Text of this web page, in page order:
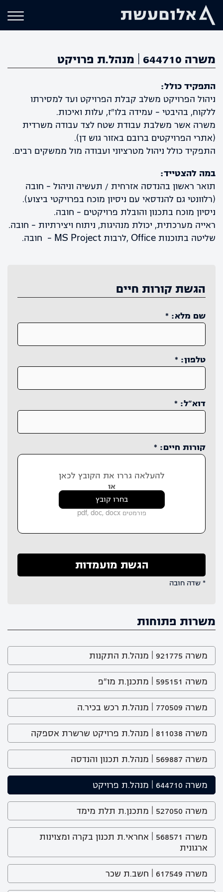
משרה 644710 | מנהל.ת פרויקט
התפקיד כולל:
ניהול הפרויקט משלב קבלת הפרויקט ועד למסירתו
ללקוח, בהיבטי – עמידה בלו"ז, עלות ואיכות.
משרה אשר משלבת עבודת שטח לצד עבודה משרדית
(אתרי הפרויקטים ברובם באזור גוש דן).
התפקיד כולל ניהול מטרציוני ועבודה מול ממשקים רבים.
במה להצטייד:
תואר ראשון בהנדסה אזרחית / תעשיה וניהול – חובה
(רלוונטי גם להנדסאי עם ניסיון מוכח בפרויקטי ביצוע).
ניסיון מוכח בתכנון והובלת פרויקטים – חובה.
ראייה מערכתית, יכולת מנהיגות, ניתוח ויצירתיות – חובה.
⁠שליטה בתוכנות Office ,לרבות MS Project – חובה.
הגשת קורות חיים
שם מלא: *
טלפון: *
דוא״ל: *
קורות חיים: *
להעלאה גררו את הקובץ לכאן
או
בחרו קובץ
פורמטים pdf, doc, docx
* שדה חובה
משרות פתוחות
משרה 921775 | מנהל.ת התקנות
משרה 595151 | מתכנן.ת מו"פ
משרה 770509 | מנהל.ת רכש בכיר.ה
משרה 811038 | מנהל.ת פרויקט שרשרת אספקה
משרה 569887 | מנהל.ת תכנון והנדסה
משרה 644710 | מנהל.ת פרויקט
משרה 527050 | מתכנן.ת תלת מימד
משרה 568571 | אחראי.ת תכנון בקרה ומצוינות
ארגונית
משרה 617549 | חשב.ת שכר